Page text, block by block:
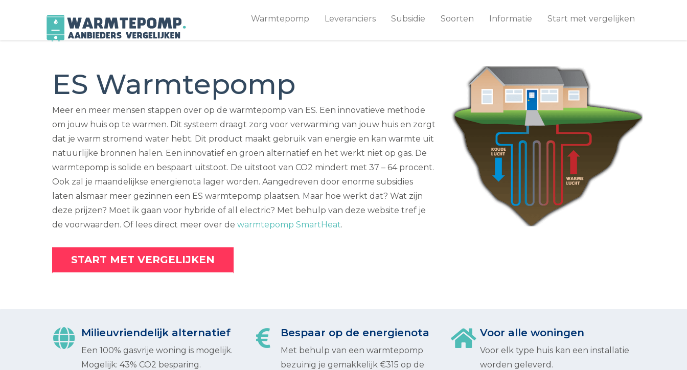
Warmtepomp Leveranciers Subsidie Soorten Informatie Start met vergelijken
ES Warmtepomp
Meer en meer mensen stappen over op de warmtepomp van ES. Een innovatieve methode
om jouw huis op te warmen. Dit systeem draagt zorg voor verwarming van jouw huis en zorgt
dat je warm stromend water hebt. Dit product maakt gebruik van energie en kan warmte uit
natuurlijke bronnen halen. Een innovatief en groen alternatief en het werkt niet op gas. De
warmtepomp is solide en bespaart uitstoot. De uitstoot van CO2 mindert met 37 – 64 procent.
Ook zal je maandelijkse energienota lager worden. Aangedreven door enorme subsidies
laten alsmaar meer gezinnen een ES warmtepomp plaatsen. Maar hoe werkt dat? Wat zijn
deze prijzen? Moet ik gaan voor hybride of all electric? Met behulp van deze website tref je
de voorwaarden. Of lees direct meer over de warmtepomp SmartHeat.
START MET VERGELIJKEN
Milieuvriendelijk alternatief
Een 100% gasvrije woning is mogelijk.
Mogelijk: 43% CO2 besparing.
Bespaar op de energienota
Met behulp van een warmtepomp
bezuinig je gemakkelijk €315 op de
Voor alle woningen
Voor elk type huis kan een installatie
worden geleverd.